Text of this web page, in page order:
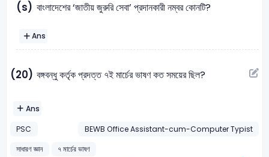
(s) বাংলাদেশের ‘জাতীয় জুরুরি সেবা’ প্রদানকারী নম্বর কোনটি?
Ans
(20) বঙ্গবন্ধু কর্তৃক প্রদত্ত ৭ই মার্চের ভাষণ কত সময়ের ছিল?
Ans
PSC
BEWB Office Assistant-cum-Computer Typist
সাধারণ জ্ঞান
৭ মার্চের ভাষণ